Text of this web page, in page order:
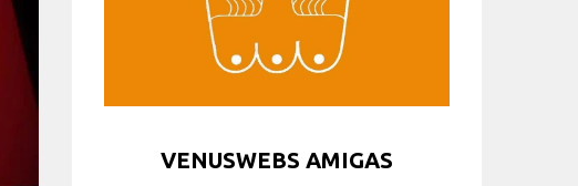
VENUSWEBS AMIGAS